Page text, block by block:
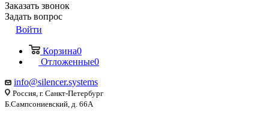
Заказать звонок
Задать вопрос
Войти
Корзина0
Отложенные0
info@silencer.systems
Россия, г. Санкт-Петербург
Б.Сампсониевский, д. 66А